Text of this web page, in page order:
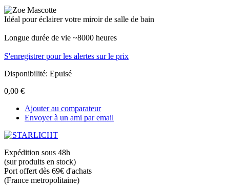
Idéal pour éclairer votre miroir de salle de bain
Longue durée de vie ~8000 heures
S'enregistrer pour les alertes sur le prix
Disponibilité: Epuisé
0,00 €
Ajouter au comparateur
Envoyer à un ami par email
Expédition sous 48h
(sur produits en stock)
Port offert dès 69€ d'achats
(France metropolitaine)